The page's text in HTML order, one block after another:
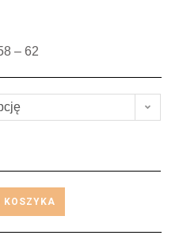
– 62
KOSZYKA